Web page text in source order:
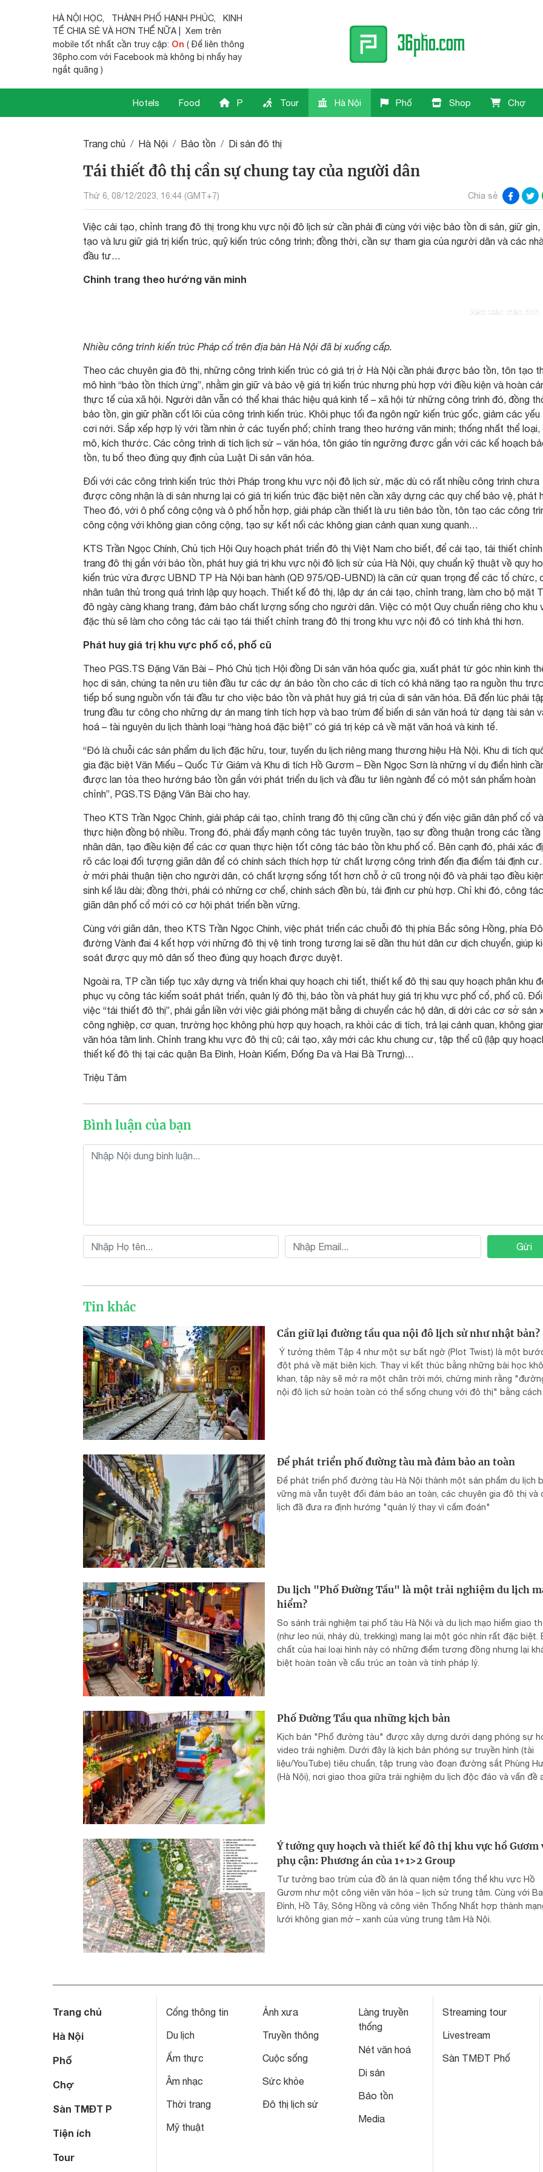
HÀ NỘI HỌC, THÀNH PHỐ HẠNH PHÚC,
KINH
TẾ CHIA SẺ VÀ HƠN THẾ NỮA | Xem trên
mobile tốt nhất cần truy cập: On ( Để liên thông
36pho.com với Facebook mà không bị nhẩy hay
ngắt quãng )
Hotels Food P Tour Hà Nội Phố Shop Chợ
Trang chủ Hà Nội Bảo tồn Di sản đô thị
Tái thiết đô thị cần sự chung tay của người dân
Thứ 6, 08/12/2023, 16:44 (GMT+7) Chia sẻ
Việc cải tạo, chỉnh trang đô thị trong khu vực nội đô lịch sử cần phải đi cùng với việc bảo tồn di sản, giữ gìn,
tạo và lưu giữ giá trị kiến trúc, quỹ kiến trúc công trình; đồng thời, cần sự tham gia của người dân và các
đầu tư…
Chỉnh trang theo hướng văn minh
Xem toàn màn hình
Nhiều công trình kiến trúc Pháp cổ trên địa bàn Hà Nội đã bị xuống cấp.
Theo các chuyên gia đô thị, những công trình kiến trúc có giá trị ở Hà Nội cần phải được bảo tồn, tôn tạo
mô hình “bảo tồn thích ứng”, nhằm gìn giữ và bảo vệ giá trị kiến trúc nhưng phù hợp với điều kiện và hoàn
thực tế của xã hội. Người dân vẫn có thể khai thác hiệu quả kinh tế – xã hội từ những công trình đó, đồng
bảo tồn, gìn giữ phần cốt lõi của công trình kiến trúc. Khôi phục tối đa ngôn ngữ kiến trúc gốc, giảm các yếu
cơi nới. Sắp xếp hợp lý với tầm nhìn ở các tuyến phố; chỉnh trang theo hướng văn minh; thống nhất thể loại,
mô, kích thước. Các công trình di tích lịch sử – văn hóa, tôn giáo tín ngưỡng được gắn với các kế hoạch
tồn, tu bổ theo đúng quy định của Luật Di sản văn hóa.
Đối với các công trình kiến trúc thời Pháp trong khu vực nội đô lịch sử, mặc dù có rất nhiều công trình chưa
được công nhận là di sản nhưng lại có giá trị kiến trúc đặc biệt nên cần xây dựng các quy chế bảo vệ, phát
Theo đó, với ô phố công cộng và ô phố hỗn hợp, giải pháp cần thiết là ưu tiên bảo tồn, tôn tạo các công
công cộng với không gian công cộng, tạo sự kết nối các không gian cảnh quan xung quanh…
KTS Trần Ngọc Chính, Chủ tịch Hội Quy hoạch phát triển đô thị Việt Nam cho biết, để cải tạo, tái thiết chỉnh
trang đô thị gắn với bảo tồn, phát huy giá trị khu vực nội đô lịch sử của Hà Nội, quy chuẩn kỹ thuật về quy
kiến trúc vừa được UBND TP Hà Nội ban hành (QĐ 975/QĐ-UBND) là căn cứ quan trọng để các tổ chức,
nhân tuân thủ trong quá trình lập quy hoạch. Thiết kế đô thị, lập dự án cải tạo, chỉnh trang, làm cho bộ mặt
đô ngày càng khang trang, đảm bảo chất lượng sống cho người dân. Việc có một Quy chuẩn riêng cho khu
đặc thù sẽ làm cho công tác cải tạo tái thiết chỉnh trang đô thị trong khu vực nội đô có tính khả thi hơn.
Phát huy giá trị khu vực phố cổ, phố cũ
Theo PGS.TS Đặng Văn Bài – Phó Chủ tịch Hội đồng Di sản văn hóa quốc gia, xuất phát từ góc nhìn kinh
học di sản, chúng ta nên ưu tiên đầu tư các dự án bảo tồn cho các di tích có khả năng tạo ra nguồn thu trực
tiếp bổ sung nguồn vốn tái đầu tư cho việc bảo tồn và phát huy giá trị của di sản văn hóa. Đã đến lúc phải
trung đầu tư công cho những dự án mang tính tích hợp và bao trùm để biến di sản văn hoá từ dạng tài sản
hoá – tài nguyên du lịch thành loại “hàng hoá đặc biệt” có giá trị kép cả về mặt văn hoá và kinh tế.
“Đó là chuỗi các sản phẩm du lịch đặc hữu, tour, tuyến du lịch riêng mang thương hiệu Hà Nội. Khu di tích
gia đặc biệt Văn Miếu – Quốc Tử Giám và Khu di tích Hồ Gươm – Đền Ngọc Sơn là những ví dụ điển hình
được lan tỏa theo hướng bảo tồn gắn với phát triển du lịch và đầu tư liên ngành để có một sản phẩm hoàn
chỉnh”, PGS.TS Đặng Văn Bài cho hay.
Theo KTS Trần Ngọc Chính, giải pháp cải tạo, chỉnh trang đô thị cũng cần chú ý đến việc giãn dân phố cổ
thực hiện đồng bộ nhiều. Trong đó, phải đẩy mạnh công tác tuyên truyền, tạo sự đồng thuận trong các
nhân dân, tạo điều kiện để các cơ quan thực hiện tốt công tác bảo tồn khu phố cổ. Bên cạnh đó, phải xác
rõ các loại đối tượng giãn dân để có chính sách thích hợp từ chất lượng công trình đến địa điểm tái định
ở mới phải thuận tiện cho người dân, có chất lượng sống tốt hơn chỗ ở cũ trong nội đô và phải tạo điều
sinh kế lâu dài; đồng thời, phải có những cơ chế, chính sách đền bù, tái định cư phù hợp. Chỉ khi đó, công tác
giãn dân phố cổ mới có cơ hội phát triển bền vững.
Cùng với giãn dân, theo KTS Trần Ngọc Chính, việc phát triển các chuỗi đô thị phía Bắc sông Hồng, phía
đường Vành đai 4 kết hợp với những đô thị vệ tinh trong tương lai sẽ dần thu hút dân cư dịch chuyển, giúp
soát được quy mô dân số theo đúng quy hoạch được duyệt.
Ngoài ra, TP cần tiếp tục xây dựng và triển khai quy hoạch chi tiết, thiết kế đô thị sau quy hoạch phân khu
phục vụ công tác kiểm soát phát triển, quản lý đô thị, bảo tồn và phát huy giá trị khu vực phố cổ, phố cũ.
việc “tái thiết đô thị”, phải gắn liền với việc giải phóng mặt bằng di chuyển các hộ dân, di dời các cơ sở sản
công nghiệp, cơ quan, trường học không phù hợp quy hoạch, ra khỏi các di tích, trả lại cảnh quan, không
văn hóa tâm linh. Chỉnh trang khu vực đô thị cũ; cải tạo, xây mới các khu chung cư, tập thể cũ (lập quy
thiết kế đô thị tại các quận Ba Đình, Hoàn Kiếm, Đống Đa và Hai Bà Trưng)…
Triệu Tâm
Bình luận của bạn
Gửi
Tin khác
Cần giữ lại đường tầu qua nội đô lịch sử như nhật bản?
Ý tưởng thêm Tập 4 như một sự bất ngờ (Plot Twist) là một
đột phá về mặt biên kịch. Thay vì kết thúc bằng những bài học khô
khan, tập này sẽ mở ra một chân trời mới, chứng minh rằng
nội đô lịch sử hoàn toàn có thể sống chung với đô thị" bằng
Để phát triển phố đường tàu mà đảm bảo an toàn
Để phát triển phố đường tàu Hà Nội thành một sản phẩm du lịch
vững mà vẫn tuyệt đối đảm bảo an toàn, các chuyên gia đô thị và
lịch đã đưa ra định hướng "quản lý thay vì cấm đoán"
Du lịch "Phố Đường Tầu" là một trải nghiệm du lịch
hiểm?
So sánh trải nghiệm tại phố tàu Hà Nội và du lịch mạo hiểm giao
(như leo núi, nhảy dù, trekking) mang lại một góc nhìn rất đặc biệt.
chất của hai loại hình này có những điểm tương đồng nhưng lại
biệt hoàn toàn về cấu trúc an toàn và tính pháp lý.
Phố Đường Tầu qua những kịch bản
Kịch bản "Phố đường tàu" được xây dựng dưới dạng phóng sự
video trải nghiệm. Dưới đây là kịch bản phóng sự truyền hình (tài
liệu/YouTube) tiêu chuẩn, tập trung vào đoạn đường sắt Phùng
(Hà Nội), nơi giao thoa giữa trải nghiệm du lịch độc đáo và vấn đề
Ý tưởng quy hoạch và thiết kế đô thị khu vực hồ Gươm
phụ cận: Phương án của 1+1>2 Group
Tư tưởng bao trùm của đồ án là quan niệm tổng thể khu vực Hồ
Gươm như một công viên văn hóa – lịch sử trung tâm. Cùng với Ba
Đình, Hồ Tây, Sông Hồng và công viên Thống Nhất hợp thành
lưới không gian mở – xanh của vùng trung tâm Hà Nội.
Trang chủ
Hà Nội
Phố
Chợ
Sàn TMĐT P
Tiện ích
Tour
Cổng thông tin
Du lịch
Ẩm thực
Âm nhạc
Thời trang
Mỹ thuật
Ảnh xưa
Truyền thông
Cuộc sống
Sức khỏe
Đô thị lịch sử
Làng truyền
thống
Nét văn hoá
Di sản
Bảo tồn
Media
Streaming tour
Livestream
Sàn TMĐT Phố